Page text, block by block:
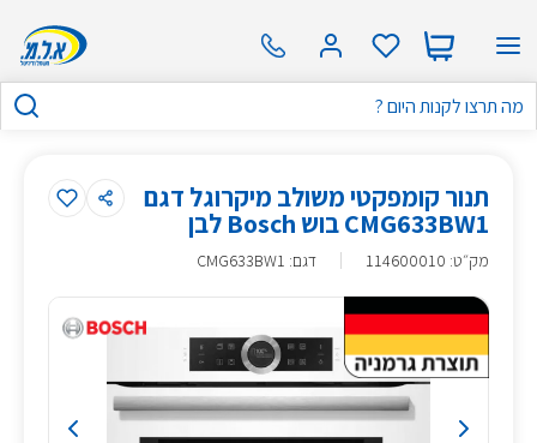
תנור קומפקטי משולב מיקרוגל דגם
CMG633BW1 בוש Bosch לבן
מק״ט:
114600010 דגם: CMG633BW1